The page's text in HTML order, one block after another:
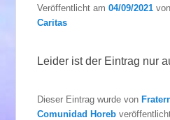
Veröffentlicht am04/09/2021
Caritas
Leider ist der Eintrag nur
Dieser Eintrag wurde von
Comunidad Horeb